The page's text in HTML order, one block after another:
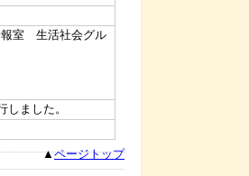
報室 生活社会グル
ました。
▲ページトップ